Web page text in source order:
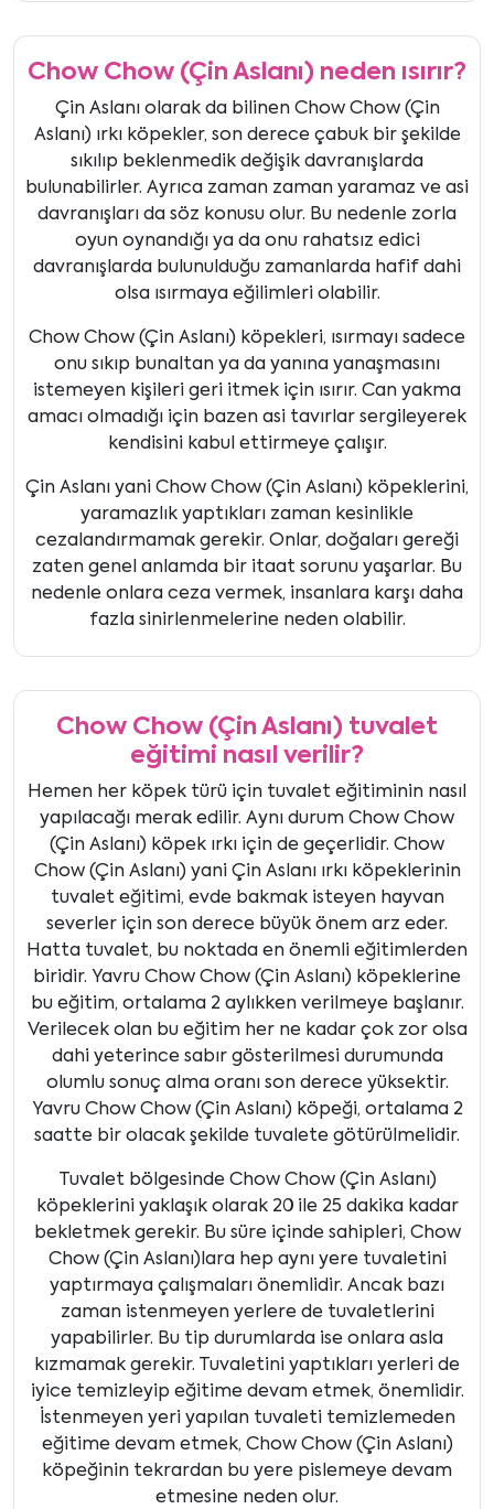
Chow Chow (Çin Aslanı) neden ısırır?
Çin Aslanı olarak da bilinen Chow Chow (Çin
Aslanı) ırkı köpekler, son derece çabuk bir şekilde
sıkılıp beklenmedik değişik davranışlarda
bulunabilirler. Ayrıca zaman zaman yaramaz ve asi
davranışları da söz konusu olur. Bu nedenle zorla
oyun oynandığı ya da onu rahatsız edici
davranışlarda bulunulduğu zamanlarda hafif dahi
olsa ısırmaya eğilimleri olabilir.
Chow Chow (Çin Aslanı) köpekleri, ısırmayı sadece
onu sıkıp bunaltan ya da yanına yanaşmasını
istemeyen kişileri geri itmek için ısırır. Can yakma
amacı olmadığı için bazen asi tavırlar sergileyerek
kendisini kabul ettirmeye çalışır.
Çin Aslanı yani Chow Chow (Çin Aslanı) köpeklerini,
yaramazlık yaptıkları zaman kesinlikle
cezalandırmamak gerekir. Onlar, doğaları gereği
zaten genel anlamda bir itaat sorunu yaşarlar. Bu
nedenle onlara ceza vermek, insanlara karşı daha
fazla sinirlenmelerine neden olabilir.
Chow Chow (Çin Aslanı) tuvalet
eğitimi nasıl verilir?
Hemen her köpek türü için tuvalet eğitiminin nasıl
yapılacağı merak edilir. Aynı durum Chow Chow
(Çin Aslanı) köpek ırkı için de geçerlidir. Chow
Chow (Çin Aslanı) yani Çin Aslanı ırkı köpeklerinin
tuvalet eğitimi, evde bakmak isteyen hayvan
severler için son derece büyük önem arz eder.
Hatta tuvalet, bu noktada en önemli eğitimlerden
biridir. Yavru Chow Chow (Çin Aslanı) köpeklerine
bu eğitim, ortalama 2 aylıkken verilmeye başlanır.
Verilecek olan bu eğitim her ne kadar çok zor olsa
dahi yeterince sabır gösterilmesi durumunda
olumlu sonuç alma oranı son derece yüksektir.
Yavru Chow Chow (Çin Aslanı) köpeği, ortalama 2
saatte bir olacak şekilde tuvalete götürülmelidir.
Tuvalet bölgesinde Chow Chow (Çin Aslanı)
köpeklerini yaklaşık olarak 20 ile 25 dakika kadar
bekletmek gerekir. Bu süre içinde sahipleri, Chow
Chow (Çin Aslanı)lara hep aynı yere tuvaletini
yaptırmaya çalışmaları önemlidir. Ancak bazı
zaman istenmeyen yerlere de tuvaletlerini
yapabilirler. Bu tip durumlarda ise onlara asla
kızmamak gerekir. Tuvaletini yaptıkları yerleri de
iyice temizleyip eğitime devam etmek, önemlidir.
İstenmeyen yeri yapılan tuvaleti temizlemeden
eğitime devam etmek, Chow Chow (Çin Aslanı)
köpeğinin tekrardan bu yere pislemeye devam
etmesine neden olur.